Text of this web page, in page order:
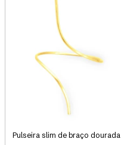
Pulseira slim de braço dourada